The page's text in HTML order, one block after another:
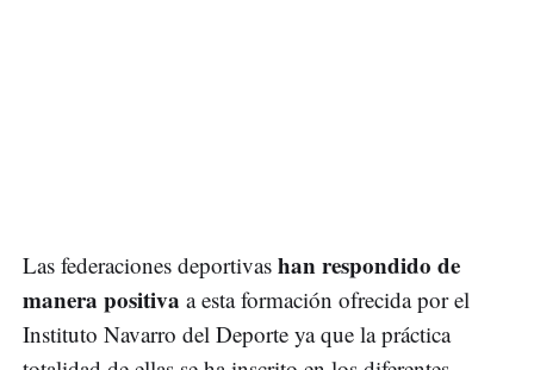
Las federaciones deportivas han respondido de
manera positiva a esta formación ofrecida por el
Instituto Navarro del Deporte ya que la práctica